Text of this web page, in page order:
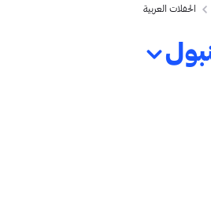
الحفلات العربية